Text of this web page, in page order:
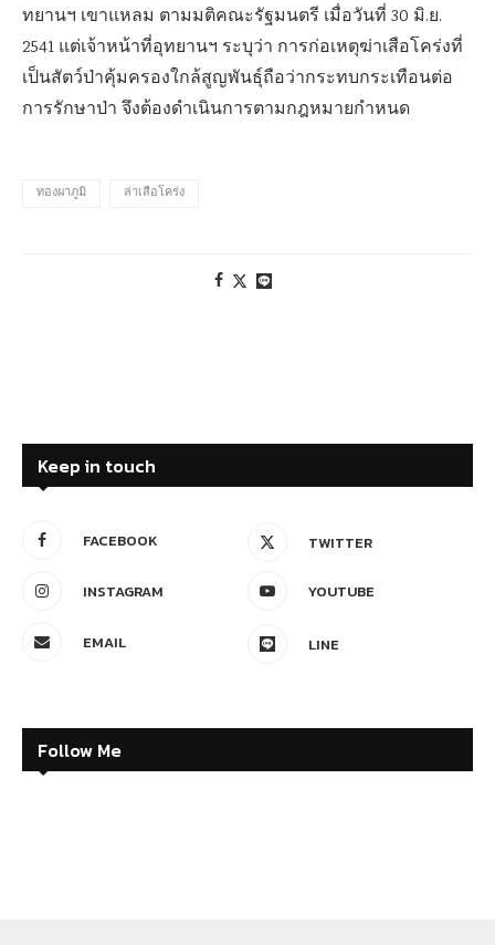
ทยานฯ เขาแหลม ตามมติคณะรัฐมนตรี เมื่อวันที่ 30 มิ.ย.
2541 แต่เจ้าหน้าที่อุทยานฯ ระบุว่า การก่อเหตุฆ่าเสือโคร่งที่
เป็นสัตว์ป่าคุ้มครองใกล้สูญพันธุ์ถือว่ากระทบกระเทือนต่อ
การรักษาป่า จึงต้องดำเนินการตามกฎหมายกำหนด
ทองผาภูมิ ล่าเสือโคร่ง
Keep in touch
FACEBOOK TWITTER
INSTAGRAM YOUTUBE
EMAIL LINE
Follow Me